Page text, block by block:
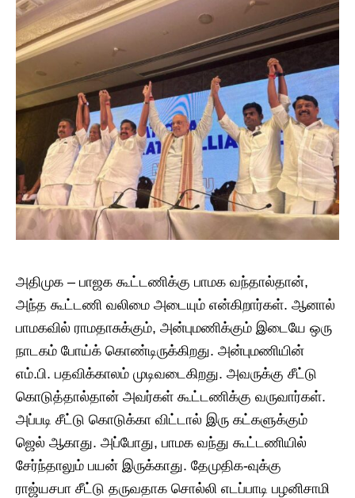
அதிமுக – பாஜக கூட்டணிக்கு பாமக வந்தால்தான்,
அந்த கூட்டணி வலிமை அடையும் என்கிறார்கள். ஆனால்
பாமகவில் ராமதாசுக்கும், அன்புமணிக்கும் இடையே ஒரு
நாடகம் போய்க் கொண்டிருக்கிறது. அன்புமணியின்
எம்.பி. பதவிக்காலம் முடிவடைகிறது. அவருக்கு சீட்டு
கொடுத்தால்தான் அவர்கள் கூட்டணிக்கு வருவார்கள்.
அப்படி சீட்டு கொடுக்கா விட்டால் இரு கட்களுக்கும்
ஜெல் ஆகாது. அப்போது, பாமக வந்து கூட்டணியில்
சேர்ந்தாலும் பயன் இருக்காது. தேமுதிக-வுக்கு
ராஜ்யசபா சீட்டு தருவதாக சொல்லி எடப்பாடி பழனிசாமி